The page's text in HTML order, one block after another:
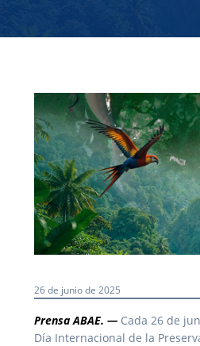
26 de junio de 2025
Prensa ABAE. — Cada 26 de
Día Internacional de la